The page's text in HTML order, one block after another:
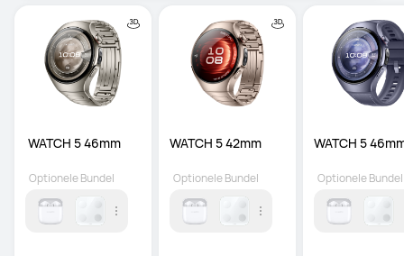
WATCH 5 46mm
Optionele Bundel
WATCH 5 42mm
Optionele Bundel
WATCH 5
Optionele Bundel